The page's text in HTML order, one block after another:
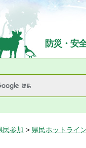
Nagano Prefecture
防災・安
民参加 > 県民ホットライ